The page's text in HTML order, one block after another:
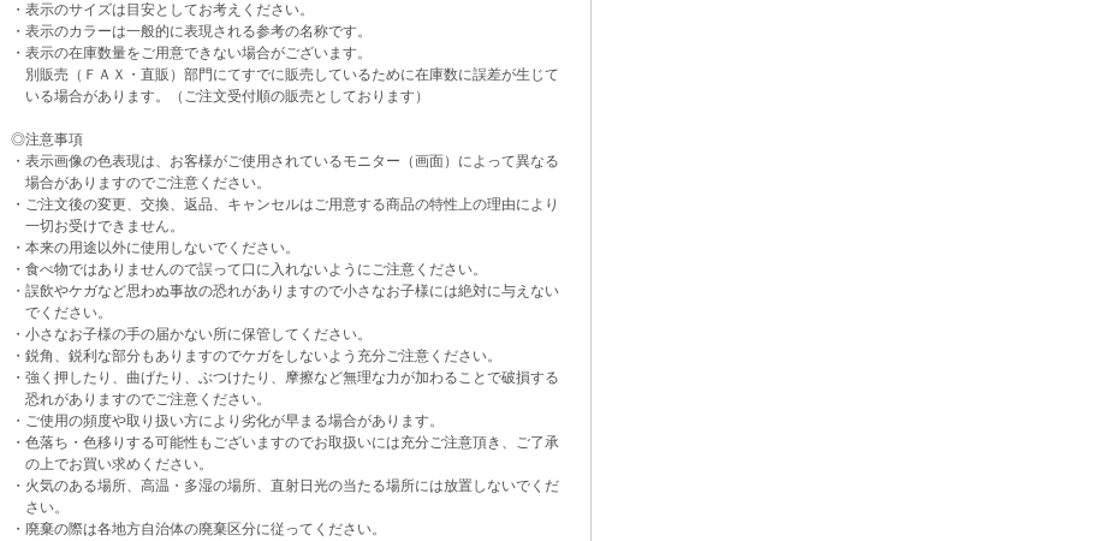
・表示のサイズは目安としてお考えください。
・表示のカラーは一般的に表現される参考の名称です。
・表示の在庫数量をご用意できない場合がございます。
別販売（ＦＡＸ・直販）部門にてすでに販売しているために在庫数に誤差が生じて
いる場合があります。（ご注文受付順の販売としております）
◎注意事項
・表示画像の色表現は、お客様がご使用されているモニター（画面）によって異なる
場合がありますのでご注意ください。
・ご注文後の変更、交換、返品、キャンセルはご用意する商品の特性上の理由により
一切お受けできません。
・本来の用途以外に使用しないでください。
・食べ物ではありませんので誤って口に入れないようにご注意ください。
・誤飲やケガなど思わぬ事故の恐れがありますので小さなお子様には絶対に与えない
でください。
・小さなお子様の手の届かない所に保管してください。
・鋭角、鋭利な部分もありますのでケガをしないよう充分ご注意ください。
・強く押したり、曲げたり、ぶつけたり、摩擦など無理な力が加わることで破損する
恐れがありますのでご注意ください。
・ご使用の頻度や取り扱い方により劣化が早まる場合があります。
・色落ち・色移りする可能性もございますのでお取扱いには充分ご注意頂き、ご了承
の上でお買い求めください。
・火気のある場所、高温・多湿の場所、直射日光の当たる場所には放置しないでくだ
さい。
・廃棄の際は各地方自治体の廃棄区分に従ってください。